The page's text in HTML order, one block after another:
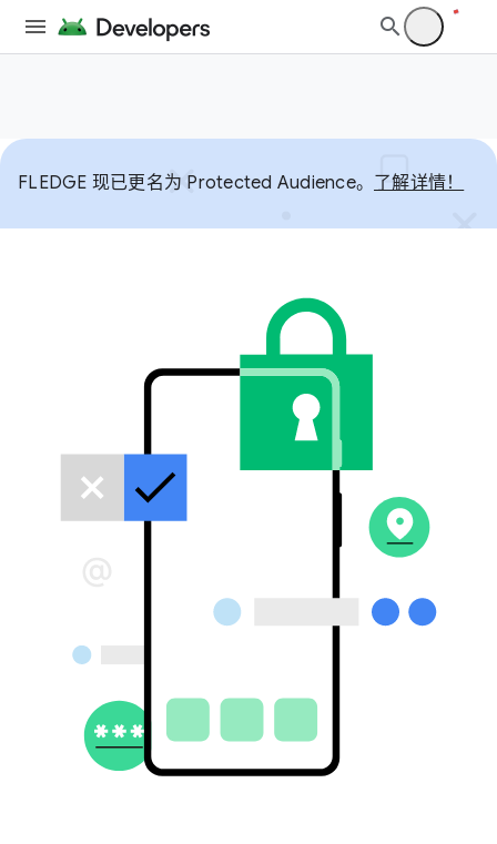
FLEDGE 现已更名为 Protected Audience。 了解详情！